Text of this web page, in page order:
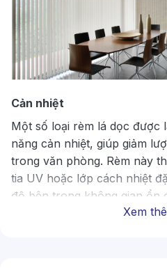
Cản nhiệt
Một số loại rèm lá dọc được
năng cản nhiệt, giúp giảm
trong văn phòng. Rèm này
tia UV hoặc lớp cách nhiệt
độ bên trong không gian ổn
tốn năng lượng làm mát hoặc
Xem